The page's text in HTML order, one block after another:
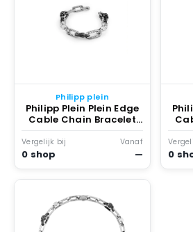
Philipp plein
Philipp Plein Plein Edge
Cable Chain Bracelet
To Two Tone
Vergelijk bij
0 shop
Vanaf
— 0